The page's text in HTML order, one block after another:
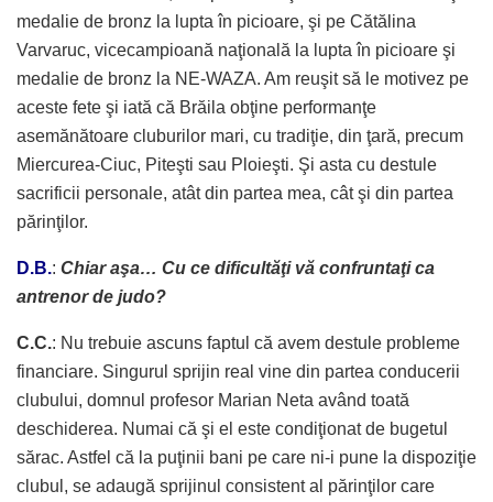
medalie de bronz la lupta în picioare, şi pe Cătălina
Varvaruc, vicecampioană naţională la lupta în picioare şi
medalie de bronz la NE-WAZA. Am reuşit să le motivez pe
aceste fete şi iată că Brăila obţine performanţe
asemănătoare cluburilor mari, cu tradiţie, din ţară, precum
Miercurea-Ciuc, Piteşti sau Ploieşti. Şi asta cu destule
sacrificii personale, atât din partea mea, cât şi din partea
părinţilor.
D.B.: Chiar aşa… Cu ce dificultăţi vă confruntaţi ca
antrenor de judo?
C.C.: Nu trebuie ascuns faptul că avem destule probleme
financiare. Singurul sprijin real vine din partea conducerii
clubului, domnul profesor Marian Neta având toată
deschiderea. Numai că şi el este condiţionat de bugetul
sărac. Astfel că la puţinii bani pe care ni-i pune la dispoziţie
clubul, se adaugă sprijinul consistent al părinţilor care